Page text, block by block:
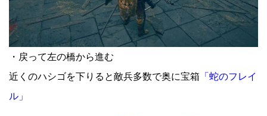
・戻って左の橋から進む
近くのハシゴを下りると敵兵多数で奥に宝箱 「蛇のフレイ
ル」